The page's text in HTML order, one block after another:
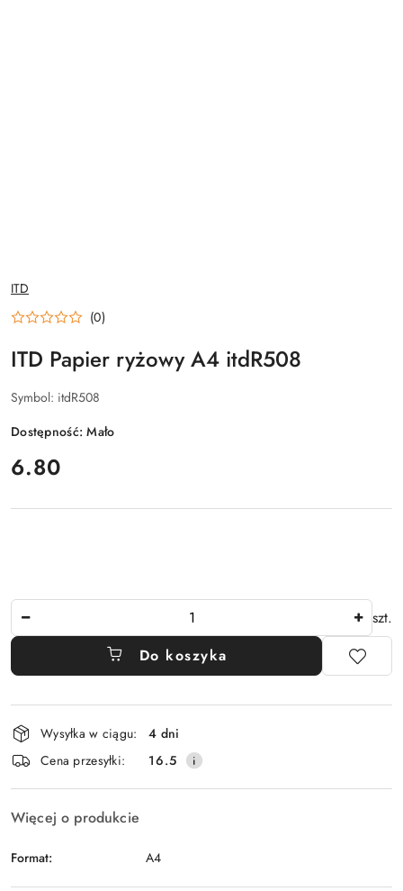
NAZWA
PRODUCENTA:
ITD
(0)
ITD Papier ryżowy A4 itdR508
Symbol: itdR508
Dostępność:Mało
cena:
6.80
szt.
Do koszyka
Dostępność
i
dostawa
Wysyłka w ciągu:
4 dni
Cena przesyłki:
16.5
Więcej o produkcie
Format: A4